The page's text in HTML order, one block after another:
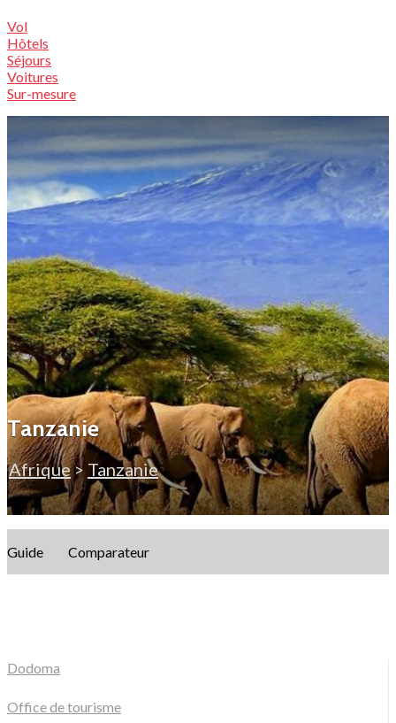
Vol
Hôtels
Séjours
Voitures
Sur-mesure
Tanzanie
Afrique>Tanzanie
Guide Comparateur
Dodoma
Office de tourisme